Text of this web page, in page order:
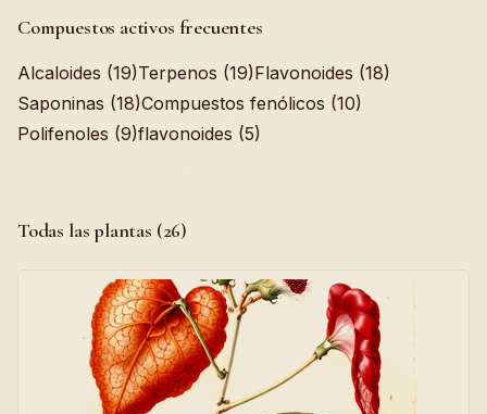
Compuestos activos frecuentes
Alcaloides (19)Terpenos (19)Flavonoides (18)
Saponinas (18)Compuestos fenólicos (10)
Polifenoles (9)flavonoides (5)
Todas las plantas (26)